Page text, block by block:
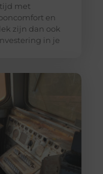
met
en
zijn dan ook
in je